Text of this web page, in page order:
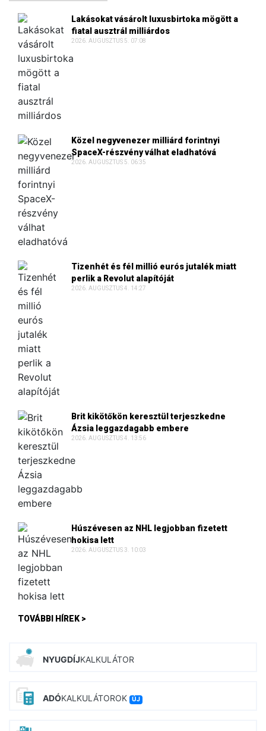
Lakásokat vásárolt luxusbirtoka mögött a
fiatal ausztrál milliárdos
2026. AUGUSZTUS 5. 07:08
Közel negyvenezer milliárd forintnyi
SpaceX-részvény válhat eladhatóvá
2026. AUGUSZTUS 5. 06:35
Tizenhét és fél millió eurós jutalék miatt
perlik a Revolut alapítóját
2026. AUGUSZTUS 4. 14:27
Brit kikötőkön keresztül terjeszkedne
Ázsia leggazdagabb embere
2026. AUGUSZTUS 4. 13:56
Húszévesen az NHL legjobban fizetett
hokisa lett
2026. AUGUSZTUS 3. 10:03
TOVÁBBI HÍREK >
NYUGDÍJKALKULÁTOR
ADÓKALKULÁTOROK ÚJ